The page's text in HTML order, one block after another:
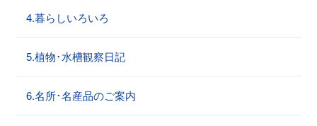
4.暮らしいろいろ
5.植物･水槽観察日記
6.名所･名産品のご案内